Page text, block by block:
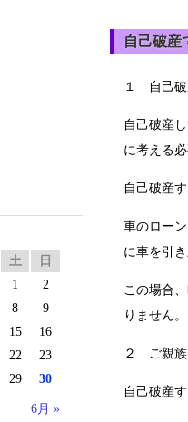
自己破産
１ 自己破
自己破産
に考える
自己破産
車のロー
に車を引
この場合
りません。
２ ご親族
自己破産
土 日
6月 »
1
2
8
9
15
16
22
23
29 30